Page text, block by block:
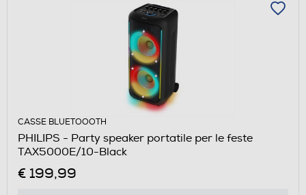
CASSE BLUETOOOTH
PHILIPS - Party speaker portatile per le feste
TAX5000E/10-Black
€ 199,99